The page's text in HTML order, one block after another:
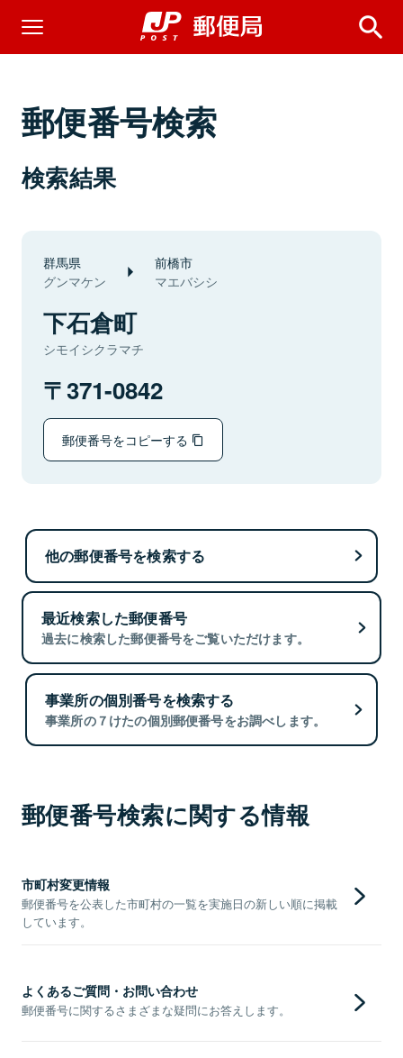
郵便番号検索
検索結果
群馬県
グンマケン
前橋市
マエバシシ
下石倉町
シモイシクラマチ
371-0842
郵便番号をコピーする
他の郵便番号を検索する
最近検索した郵便番号
過去に検索した郵便番号をご覧いただけます。
事業所の個別番号を検索する
事業所の７けたの個別郵便番号をお調べします。
郵便番号検索に関する情報
市町村変更情報
郵便番号を公表した市町村の一覧を実施日の新しい順に掲載
しています。
よくあるご質問・お問い合わせ
郵便番号に関するさまざまな疑問にお答えします。